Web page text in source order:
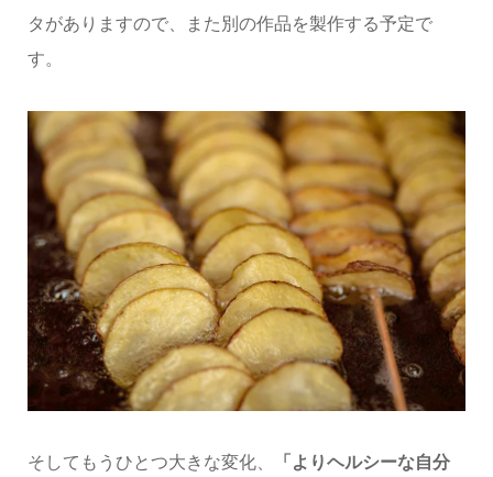
タがありますので、また別の作品を製作する予定で
す。
そしてもうひとつ大きな変化、
「よりヘルシーな自分